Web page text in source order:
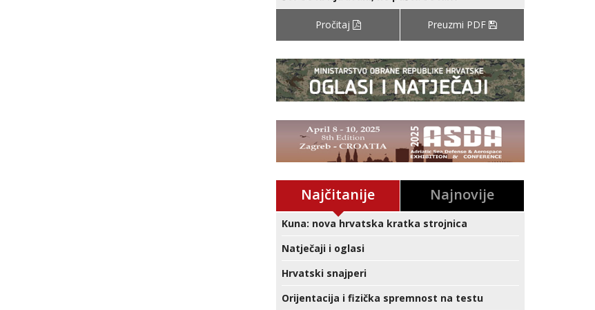
Pročitaj Preuzmi PDF
Najčitanije Najnovije
Kuna: nova hrvatska kratka strojnica
Natječaji i oglasi
Hrvatski snajperi
Orijentacija i fizička spremnost na testu